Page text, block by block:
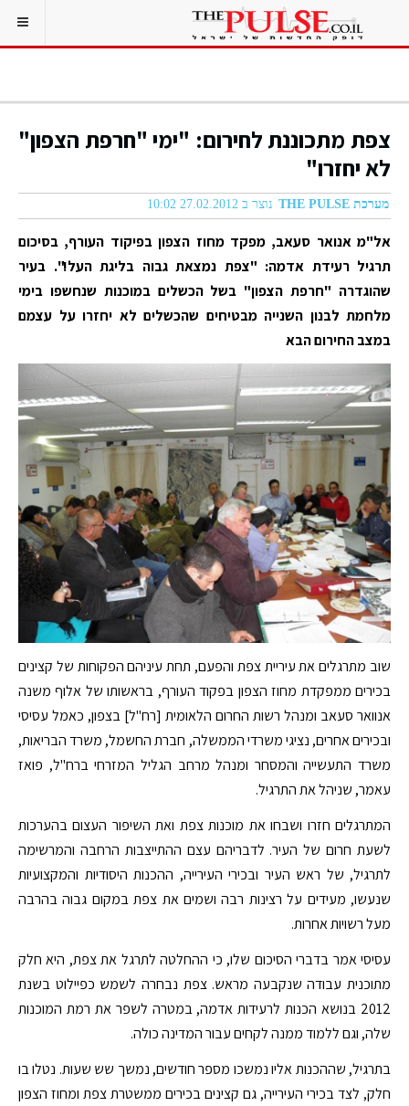
צפת מתכוננת לחירום: "ימי "חרפת הצפון"
לא יחזרו"
מערכת THE PULSE נוצר ב 27.02.2012 10:02
אל"מ אנואר סעאב, מפקד מחוז הצפון בפיקוד העורף, בסיכום
תרגיל רעידת אדמה: "צפת נמצאת גבוה בליגת העל!". בעיר
שהוגדרה "חרפת הצפון" בשל הכשלים במוכנות שנחשפו בימי
מלחמת לבנון השנייה מבטיחים שהכשלים לא יחזרו על עצמם
במצב החירום הבא
שוב מתרגלים את עיריית צפת והפעם, תחת עיניהם הפקוחות של קצינים
בכירים ממפקדת מחוז הצפון בפקוד העורף, בראשותו של אלוף משנה
אנוואר סעאב ומנהל רשות החרום הלאומית [רח"ל] בצפון, כאמל עסיסי
ובכירים אחרים, נציגי משרדי הממשלה, חברת החשמל, משרד הבריאות,
משרד התעשייה והמסחר ומנהל מרחב הגליל המזרחי ברח"ל, פואז
עאמר, שניהל את התרגיל.
המתרגלים חזרו ושבחו את מוכנות צפת ואת השיפור העצום בהערכות
לשעת חרום של העיר. לדבריהם עצם ההתייצבות הרחבה והמרשימה
לתרגיל, של ראש העיר ובכירי העירייה, ההכנות היסודיות והמקצועיות
שנעשו, מעידים על רצינות רבה ושמים את צפת במקום גבוה בהרבה
מעל רשויות אחרות.
עסיסי אמר בדברי הסיכום שלו, כי ההחלטה לתרגל את צפת, היא חלק
מתוכנית עבודה שנקבעה מראש. צפת נבחרה לשמש כפיילוט בשנת
2012 בנושא הכנות לרעידות אדמה, במטרה לשפר את רמת המוכנות
שלה, וגם ללמוד ממנה לקחים עבור המדינה כולה.
בתרגיל, שההכנות אליו נמשכו מספר חודשים, נמשך שש שעות. נטלו בו
חלק, לצד בכירי העירייה, גם קצינים בכירים ממשטרת צפת ומחוז הצפון